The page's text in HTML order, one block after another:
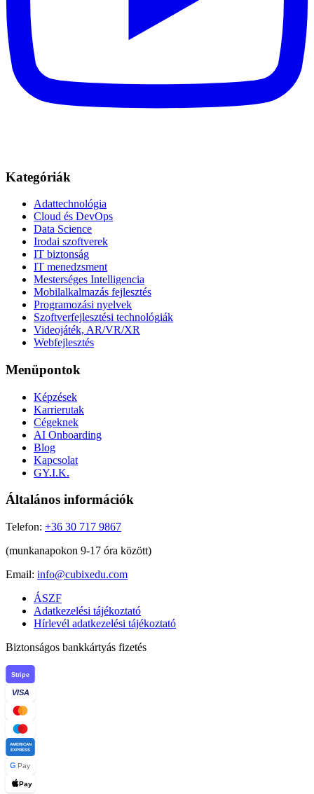
Kategóriák
Adattechnológia
Cloud és DevOps
Data Science
Irodai szoftverek
IT biztonság
IT menedzsment
Mesterséges Intelligencia
Mobilalkalmazás fejlesztés
Programozási nyelvek
Szoftverfejlesztési technológiák
Videojáték, AR/VR/XR
Webfejlesztés
Menüpontok
Képzések
Karrierutak
Cégeknek
AI Onboarding
Blog
Kapcsolat
GY.I.K.
Általános információk
Telefon: +36 30 717 9867
(munkanapokon 9-17 óra között)
Email: info@cubixedu.com
ÁSZF
Adatkezelési tájékoztató
Hírlevél adatkezelési tájékoztató
Biztonságos bankkártyás fizetés
Stripe
VISA
AMERICAN
EXPRESS
G Pay
Pay